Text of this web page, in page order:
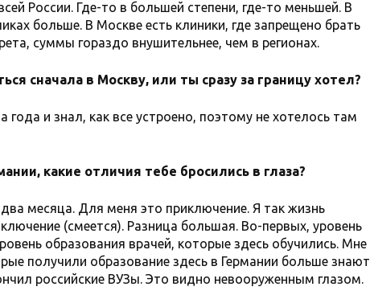
России. Где-то в большей степени, где-то меньшей. В
больше. В Москве есть клиники, где запрещено брать
суммы гораздо внушительнее, чем в регионах.
сначала в Москву, или ты сразу за границу хотел?
года и знал, как все устроено, поэтому не хотелось там
какие отличия тебе бросились в глаза?
месяца. Для меня это приключение. Я так жизнь
(смеется). Разница большая. Во-первых, уровень
образования врачей, которые здесь обучились. Мне
получили образование здесь в Германии больше знают
российские ВУЗы. Это видно невооруженным глазом.